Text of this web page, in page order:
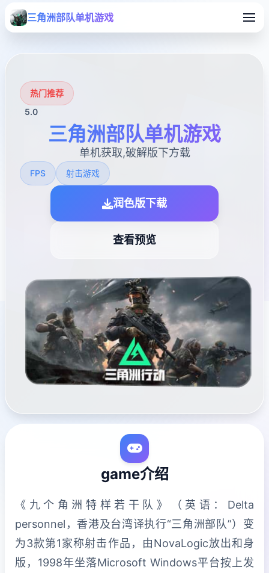
三角洲部队单机游戏
热门推荐
5.0
三角洲部队单机游戏
单机获取,破解版下方载
FPS 射击游戏
润色版下载
查看预览
game介绍
《九个角洲特样若干队》（英语：Delta
personnel，香港及台湾译执行“三角洲部队”）变
为3款第1家称射击作品，由NovaLogic放出和身
版，1998年坐落Microsoft Windows平台按上发